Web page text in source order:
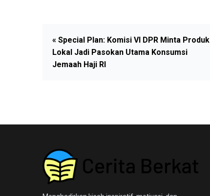
« Special Plan: Komisi VI DPR Minta Produk
Lokal Jadi Pasokan Utama Konsumsi
Jemaah Haji RI